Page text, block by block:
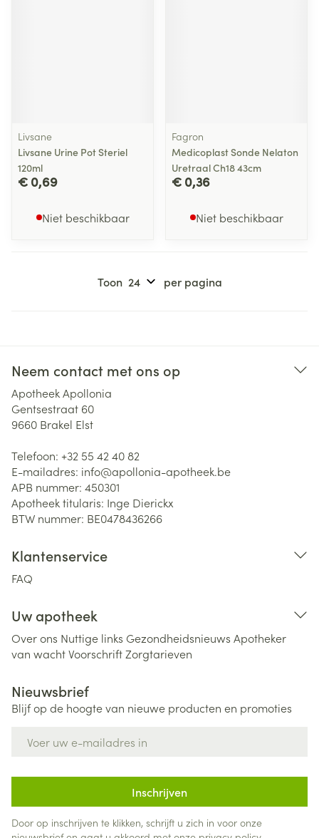
Livsane
Livsane Urine Pot Steriel
120ml
€ 0,69
Niet beschikbaar
Fagron
Medicoplast Sonde Nelaton
Uretraal Ch18 43cm
€ 0,36
Niet beschikbaar
Toon per pagina
Neem contact met ons op
Apotheek Apollonia
Gentsestraat 60
9660 Brakel Elst
Telefoon: +32 55 42 40 82
E-mailadres: info@apollonia-apotheek.be
APB nummer: 450301
Apotheek titularis: Inge Dierickx
BTW nummer: BE0478436266
Klantenservice
FAQ
Uw apotheek
Over ons Nuttige links Gezondheidsnieuws Apotheker
van wachtVoorschriftZorgtarieven
Nieuwsbrief
Blijf op de hoogte van nieuwe producten en promoties
Inschrijven
Door op inschrijven te klikken, schrijft u zich in voor onze